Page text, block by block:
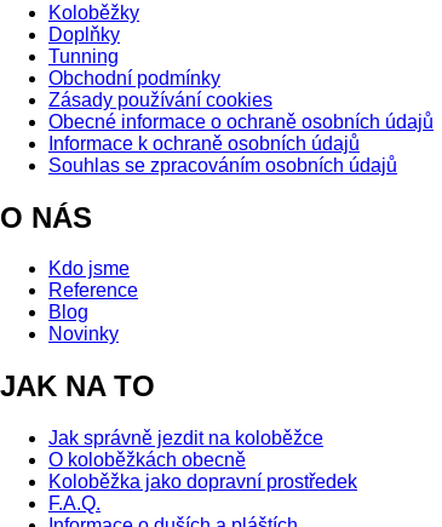
Koloběžky
Doplňky
Tunning
Obchodní podmínky
Zásady používání cookies
Obecné informace o ochraně osobních údajů
Informace k ochraně osobních údajů
Souhlas se zpracováním osobních údajů
O NÁS
Kdo jsme
Reference
Blog
Novinky
JAK NA TO
Jak správně jezdit na koloběžce
O koloběžkách obecně
Koloběžka jako dopravní prostředek
F.A.Q.